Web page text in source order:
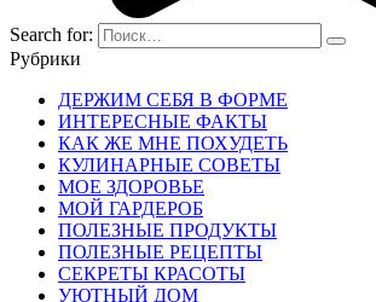
Search for:
Рубрики
ДЕРЖИМ СЕБЯ В ФОРМЕ
ИНТЕРЕСНЫЕ ФАКТЫ
КАК ЖЕ МНЕ ПОХУДЕТЬ
КУЛИНАРНЫЕ СОВЕТЫ
МОЕ ЗДОРОВЬЕ
МОЙ ГАРДЕРОБ
ПОЛЕЗНЫЕ ПРОДУКТЫ
ПОЛЕЗНЫЕ РЕЦЕПТЫ
СЕКРЕТЫ КРАСОТЫ
УЮТНЫЙ ДОМ